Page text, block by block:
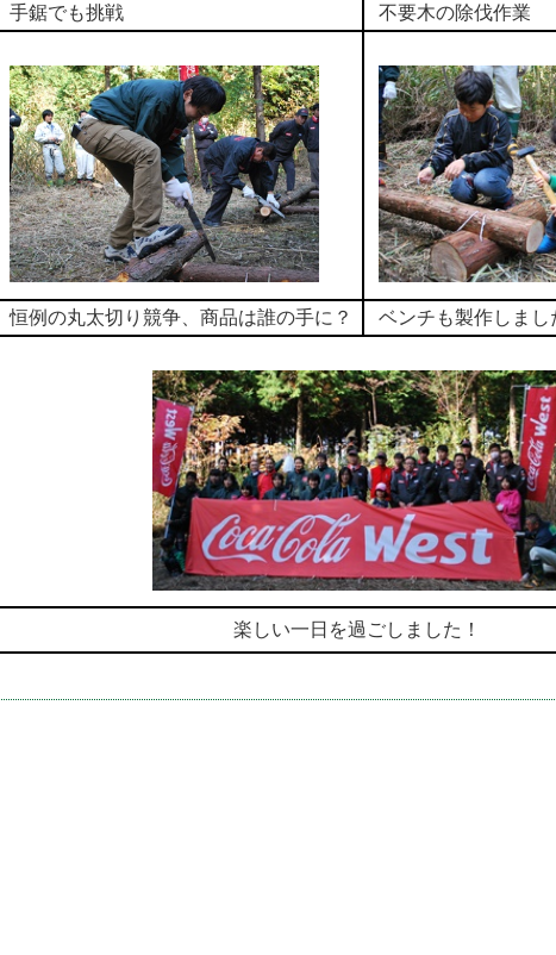
手鋸でも挑戦 不要木の除伐作業
恒例の丸太切り競争、商品は誰の手に？ ベンチも製作しまし
楽しい一日を過ごしました！